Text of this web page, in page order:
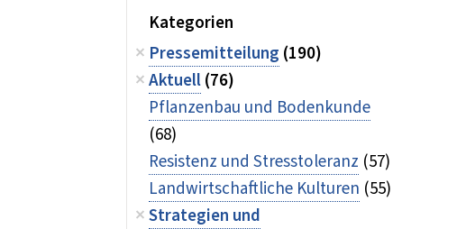
Kategorien
Pressemitteilung (190)
Aktuell(76)
Pflanzenbau und Bodenkunde
(68)
Resistenz und Stresstoleranz (57)
Landwirtschaftliche Kulturen (55)
Strategien und